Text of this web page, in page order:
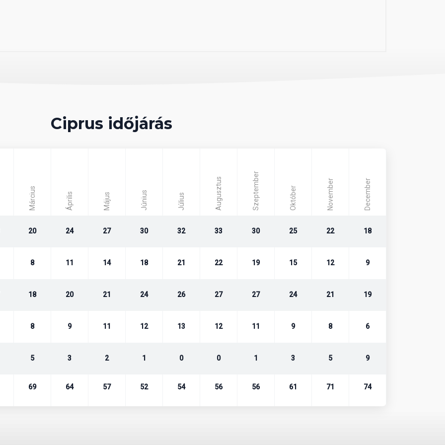
információs találkozó a szállodákban,
biztosítunk az utószezoni (november és
forintárfolyamának és az olaj világpiaci
az egyes időpontokhoz a lenti kalkulációban
választható díjszabásban
Parkoló, Vecsés: ingyenes transzferrel az A-B
poggyász szállítását biztosítjuk:
40x30x18cm,
lehet több, mint 20kg
Ciprus időjárás
Március Április Május Június Július Augusztus Szeptember Október November December
20 24 27 30 32 33 30 25 22 18
8 11 14 18 21 22 19 15 12 9
18 20 21 24 26 27 27 24 21 19
8 9 11 12 13 12 11 9 8 6
5 3 2 1 0 0 1 3 5 9
69 64 57 52 54 56 56 61 71 74